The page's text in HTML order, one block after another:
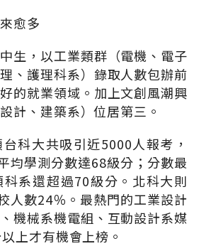
愈多
生，以工業類群（電機、電子
、護理科系）錄取人數包辦前
的就業領域。加上文創風潮興
計、建築系）位居第三。
科大共吸引近5000人報考，
均學測分數達68級分；分數最
系還超過70級分。北科大則
人數24％。最熱門的工業設計
機械系機電組、互動設計系媒
上才有機會上榜。